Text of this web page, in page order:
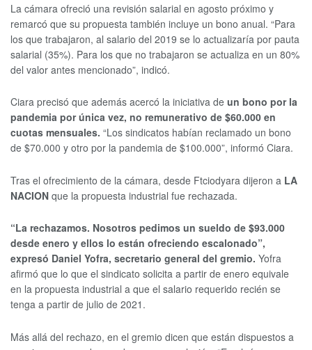
La cámara ofreció una revisión salarial en agosto próximo y
remarcó que su propuesta también incluye un bono anual. “Para
los que trabajaron, al salario del 2019 se lo actualizaría por pauta
salarial (35%). Para los que no trabajaron se actualiza en un 80%
del valor antes mencionado”, indicó.
Ciara precisó que además acercó la iniciativa de un bono por la
pandemia por única vez, no remunerativo de $60.000 en
cuotas mensuales. “Los sindicatos habían reclamado un bono
de $70.000 y otro por la pandemia de $100.000”, informó Ciara.
Tras el ofrecimiento de la cámara, desde Ftciodyara dijeron a LA
NACION que la propuesta industrial fue rechazada.
“La rechazamos. Nosotros pedimos un sueldo de $93.000
desde enero y ellos lo están ofreciendo escalonado”,
expresó Daniel Yofra, secretario general del gremio. Yofra
afirmó que lo que el sindicato solicita a partir de enero equivale
en la propuesta industrial a que el salario requerido recién se
tenga a partir de julio de 2021.
Más allá del rechazo, en el gremio dicen que están dispuestos a